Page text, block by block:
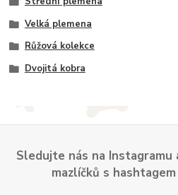
Velká plemena
Růžová kolekce
Dvojitá kobra
Sledujte nás na
mazlíčků s hashtagem